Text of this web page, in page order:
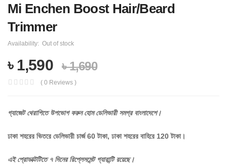
Mi Enchen Boost Hair/Beard
Trimmer
Availability: Out of stock
৳ 1,590 ৳ 1,690
( 0 Reviews )
গ্যাজেট থেরাপিতে উপভোগ করুন হোম ডেলিভারী সমগ্র বাংলাদেশে।
ঢাকা শহরের ভিতরে ডেলিভারী চার্জ 60 টাকা, ঢাকা শহরের বাহিরে 120 টাকা।
এই প্রোডাক্টটিতে ৭ দিনের রিপ্লেসমেন্ট গ্যারান্টি রয়েছে।